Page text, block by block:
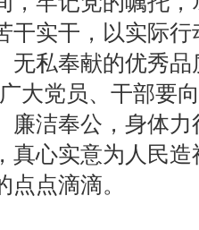
干实干，以实际
无私奉献的优秀
大党员、干部要
廉洁奉公，身体
真心实意为人民
点滴滴。